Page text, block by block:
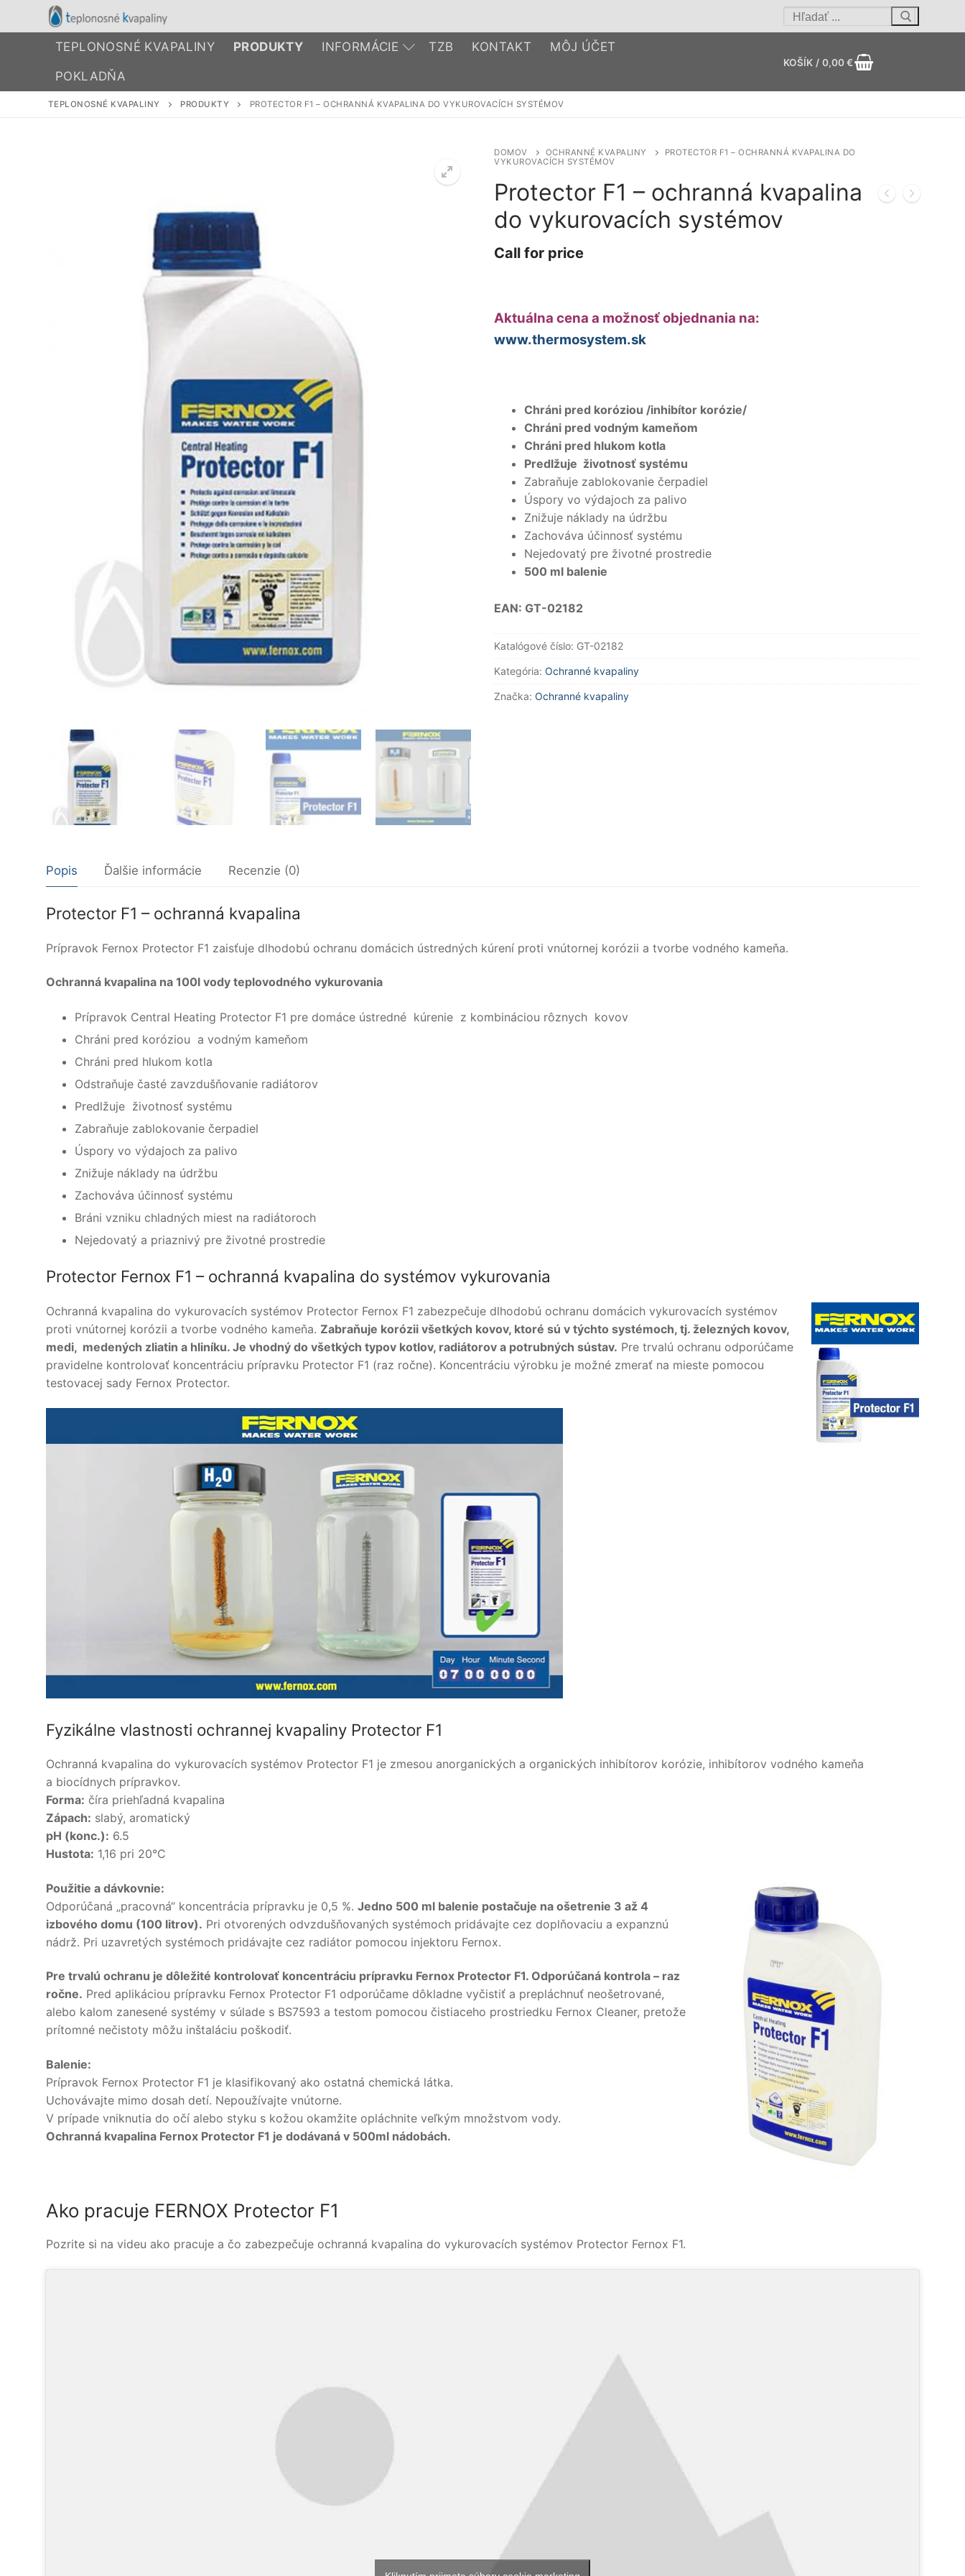
Preskočiť
Hľadať:
TEPLONOSNÉ KVAPALINY PRODUKTY INFORMÁCIE TZB KONTAKT MÔJ ÚČET
POKLADŇA
KOŠÍK / 0,00€
TEPLONOSNÉ KVAPALINY PRODUKTY PROTECTOR F1 – OCHRANNÁ KVAPALINA DO VYKUROVACÍCH SYSTÉMOV
DOMOV OCHRANNÉ KVAPALINY
PROTECTOR F1 – OCHRANNÁ KVAPALINA DO
VYKUROVACÍCH SYSTÉMOV
Protector F1 – ochranná kvapalina
do vykurovacích systémov
Call for price
Aktuálna cena a možnosť objednania na:
www.thermosystem.sk
Chráni pred koróziou /inhibítor korózie/
Chráni pred vodným kameňom
Chráni pred hlukom kotla
Predlžuje životnosť systému
Zabraňuje zablokovanie čerpadiel
Úspory vo výdajoch za palivo
Znižuje náklady na údržbu
Zachováva účinnosť systému
Nejedovatý pre životné prostredie
500 ml balenie
EAN: GT-02182
Katalógové číslo: GT-02182
Kategória: Ochranné kvapaliny
Značka: Ochranné kvapaliny
Popis Ďalšie informácie Recenzie (0)
Protector F1 – ochranná kvapalina
Prípravok Fernox Protector F1 zaisťuje dlhodobú ochranu domácich ústredných kúrení proti vnútornej korózii a tvorbe vodného kameňa.
Ochranná kvapalina na 100l vody teplovodného vykurovania
Prípravok Central Heating Protector F1 pre domáce ústredné kúrenie z kombináciou rôznych kovov
Chráni pred koróziou a vodným kameňom
Chráni pred hlukom kotla
Odstraňuje časté zavzdušňovanie radiátorov
Predlžuje životnosť systému
Zabraňuje zablokovanie čerpadiel
Úspory vo výdajoch za palivo
Znižuje náklady na údržbu
Zachováva účinnosť systému
Bráni vzniku chladných miest na radiátoroch
Nejedovatý a priaznivý pre životné prostredie
Protector Fernox F1 – ochranná kvapalina do systémov vykurovania
Ochranná kvapalina do vykurovacích systémov Protector Fernox F1 zabezpečuje dlhodobú ochranu domácich vykurovacích systémov
proti vnútornej korózii a tvorbe vodného kameňa. Zabraňuje korózii všetkých kovov, ktoré sú v týchto systémoch, tj. železných kovov,
medi, medených zliatin a hliníku. Je vhodný do všetkých typov kotlov, radiátorov a potrubných sústav. Pre trvalú ochranu odporúčame
pravidelne kontrolovať koncentráciu prípravku Protector F1 (raz ročne). Koncentráciu výrobku je možné zmerať na mieste pomocou
testovacej sady Fernox Protector.
Fyzikálne vlastnosti ochrannej kvapaliny Protector F1
Ochranná kvapalina do vykurovacích systémov Protector F1 je zmesou anorganických a organických inhibítorov korózie, inhibítorov vodného kameňa
a biocídnych prípravkov.
Forma: číra priehľadná kvapalina
Zápach: slabý, aromatický
pH (konc.): 6.5
Hustota: 1,16 pri 20°C
Použitie a dávkovnie:
Odporúčaná „pracovná“ koncentrácia prípravku je 0,5 %. Jedno 500 ml balenie postačuje na ošetrenie 3 až 4
izbového domu (100 litrov). Pri otvorených odvzdušňovaných systémoch pridávajte cez doplňovaciu a expanznú
nádrž. Pri uzavretých systémoch pridávajte cez radiátor pomocou injektoru Fernox.
Pre trvalú ochranu je dôležité kontrolovať koncentráciu prípravku Fernox Protector F1. Odporúčaná kontrola – raz
ročne. Pred aplikáciou prípravku Fernox Protector F1 odporúčame dôkladne vyčistiť a prepláchnuť neošetrované,
alebo kalom zanesené systémy v súlade s BS7593 a testom pomocou čistiaceho prostriedku Fernox Cleaner, pretože
prítomné nečistoty môžu inštaláciu poškodiť.
Balenie:
Prípravok Fernox Protector F1 je klasifikovaný ako ostatná chemická látka.
Uchovávajte mimo dosah detí. Nepoužívajte vnútorne.
V prípade vniknutia do očí alebo styku s kožou okamžite opláchnite veľkým množstvom vody.
Ochranná kvapalina Fernox Protector F1 je dodávaná v 500ml nádobách.
Ako pracuje FERNOX Protector F1
Pozrite si na videu ako pracuje a čo zabezpečuje ochranná kvapalina do vykurovacích systémov Protector Fernox F1.